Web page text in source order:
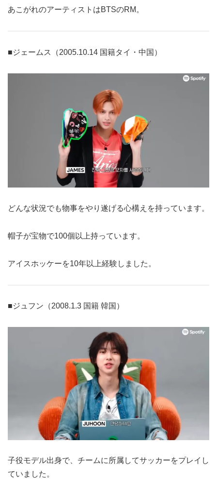
あこがれのアーティストはBTSのRM。
■ジェームス（2005.10.14 国籍タイ・中国）
どんな状況でも物事をやり遂げる心構えを持っています。
帽子が宝物で100個以上持っています。
アイスホッケーを10年以上経験しました。
■ジュフン（2008.1.3 国籍 韓国）
子役モデル出身で、チームに所属してサッカーをプレイし
ていました。